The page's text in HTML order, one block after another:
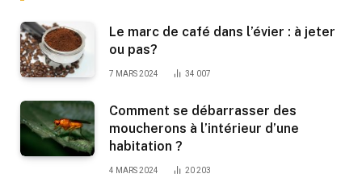
Le marc de café dans l’évier : à jeter
ou pas?
7 MARS 2024 34 007
Comment se débarrasser des
moucherons à l’intérieur d’une
habitation ?
4 MARS 2024 20 203